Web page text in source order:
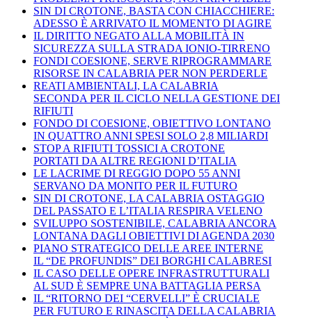
SIN DI CROTONE, BASTA CON CHIACCHIERE:
ADESSO È ARRIVATO IL MOMENTO DI AGIRE
IL DIRITTO NEGATO ALLA MOBILITÀ IN
SICUREZZA SULLA STRADA IONIO-TIRRENO
FONDI COESIONE, SERVE RIPROGRAMMARE
RISORSE IN CALABRIA PER NON PERDERLE
REATI AMBIENTALI, LA CALABRIA
SECONDA PER IL CICLO NELLA GESTIONE DEI
RIFIUTI
FONDO DI COESIONE, OBIETTIVO LONTANO
IN QUATTRO ANNI SPESI SOLO 2,8 MILIARDI
STOP A RIFIUTI TOSSICI A CROTONE
PORTATI DA ALTRE REGIONI D’ITALIA
LE LACRIME DI REGGIO DOPO 55 ANNI
SERVANO DA MONITO PER IL FUTURO
SIN DI CROTONE, LA CALABRIA OSTAGGIO
DEL PASSATO E L’ITALIA RESPIRA VELENO
SVILUPPO SOSTENIBILE, CALABRIA ANCORA
LONTANA DAGLI OBIETTIVI DI AGENDA 2030
PIANO STRATEGICO DELLE AREE INTERNE
IL “DE PROFUNDIS” DEI BORGHI CALABRESI
IL CASO DELLE OPERE INFRASTRUTTURALI
AL SUD È SEMPRE UNA BATTAGLIA PERSA
IL “RITORNO DEI “CERVELLI” È CRUCIALE
PER FUTURO E RINASCITA DELLA CALABRIA